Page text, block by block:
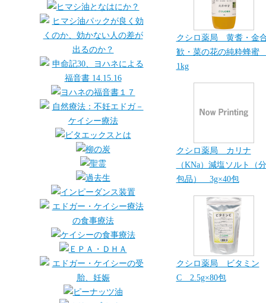
クシロ薬局 黄耆・金
歓・菜の花の純粋蜂
1kg
クシロ薬局 カリナ
（KNa）減塩ソルト（分
包品） 3g×40包
クシロ薬局 ビタミン
C 2.5g×80包